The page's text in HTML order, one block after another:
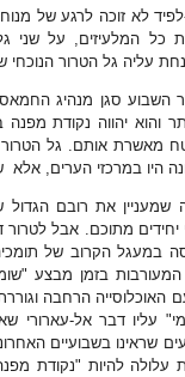
לא זוכה לרגע של
כל המלעיזים, על שני
עליה גל הטרור
השבוע סגן מנהיג
והוא יהווה נקודת
מאשרת אותם. גל הטרור
היו במרכזי הערים, אלא
את רובם הגדול
יחידים מתוכם. אבל
במעגל הקרוב של
בזמן מבצע
האוכלוסייה הרחבה
עליו דבר אל-עארורי
שראינו בשבועיים
עלולה להיות "נקודת